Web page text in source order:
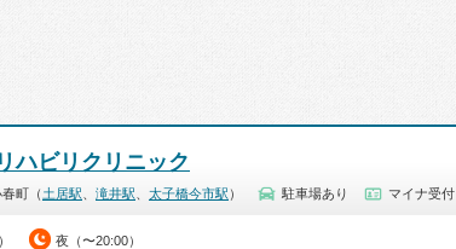
ハビリクリニック
町（ 土居駅 滝井駅 太子橋今市駅 ） 駐車場あり マイナ受付
夜（〜20:00）